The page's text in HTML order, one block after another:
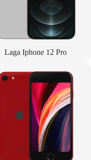
Laga Iphone 12 Pro